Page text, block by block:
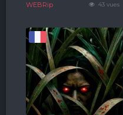
43 vues
WEBRip